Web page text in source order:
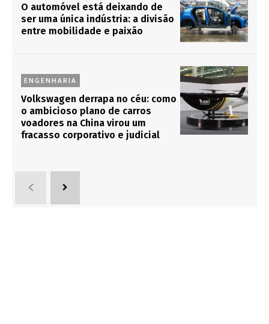
O automóvel está deixando de
ser uma única indústria: a divisão
entre mobilidade e paixão
ENGENHARIA
Volkswagen derrapa no céu: como
o ambicioso plano de carros
voadores na China virou um
fracasso corporativo e judicial